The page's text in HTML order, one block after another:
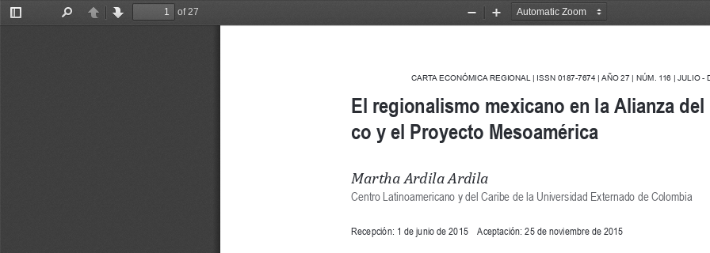
Toggle
PreviousNext
of 27
Zoom
Zoom
CARTA ECONÓMICA REGIONAL | ISSN 0187-7674 | AÑO 27 | NÚM. 116 | JULIO -
El regionalismo mexicano en la Alianza del
co y el Proyecto Mesoamérica
Martha Ardila Ardila
Centro Latinoamericano y del Caribe de la Universidad Externado de Colombia
Recepción: 1 de junio de 2015    Aceptación: 25 de noviembre de 2015